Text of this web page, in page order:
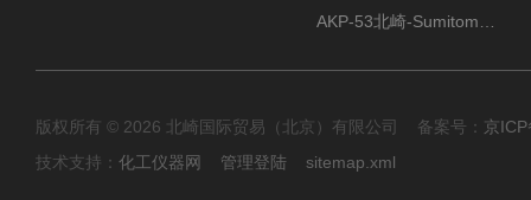
版权所有 © 2026 北崎国际贸易（北京）有限公司 备案号： 京
技术支持： 化工仪器网 管理登陆 sitemap.xml